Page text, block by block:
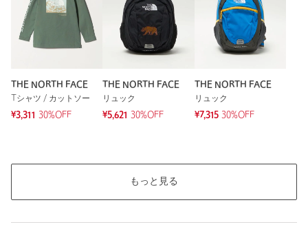
素材 ナイロン100％
洗濯表示 洗濯機洗い可 洗濯表示について
商品番号 3875-4-000013
THE NORTH FACE
Tシャツ / カットソー
¥3,311 30%OFF
THE NORTH FACE
リュック
¥5,621
30%OFF
THE NORTH FACE
リュック
¥7,315 30%OFF
もっと見る